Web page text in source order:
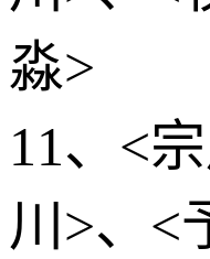
淼>
11、<
川>、<